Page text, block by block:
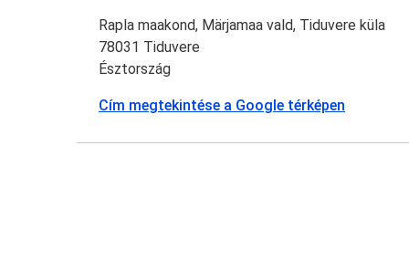
Rapla maakond, Märjamaa vald, Tiduvere küla
78031 Tiduvere
Észtország
Cím megtekintése a Google térképen